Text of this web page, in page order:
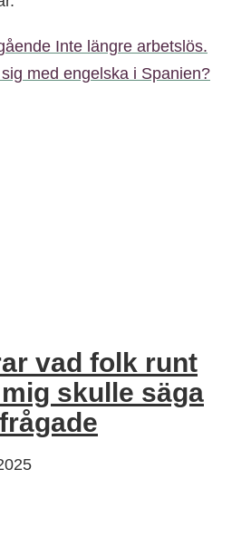
Inte längre arbetslös.
med engelska i Spanien?
vad folk runt
skulle säga